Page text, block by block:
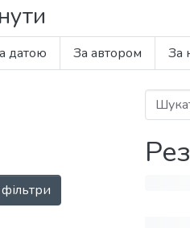
датою За автором За